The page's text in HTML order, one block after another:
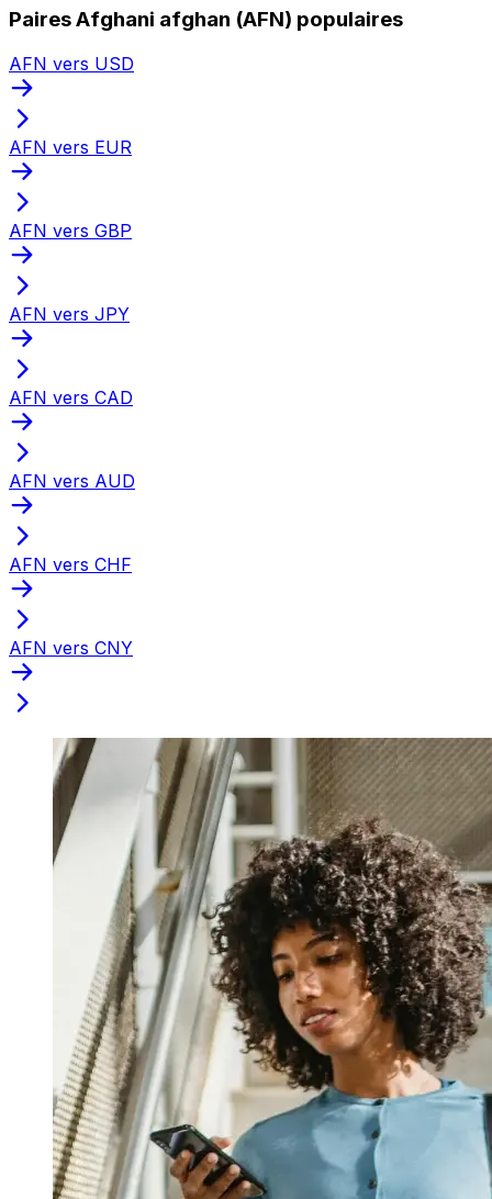
Paires Afghani afghan (AFN) populaires
AFN vers USD
AFN vers EUR
AFN vers GBP
AFN vers JPY
AFN vers CAD
AFN vers AUD
AFN vers CHF
AFN vers CNY